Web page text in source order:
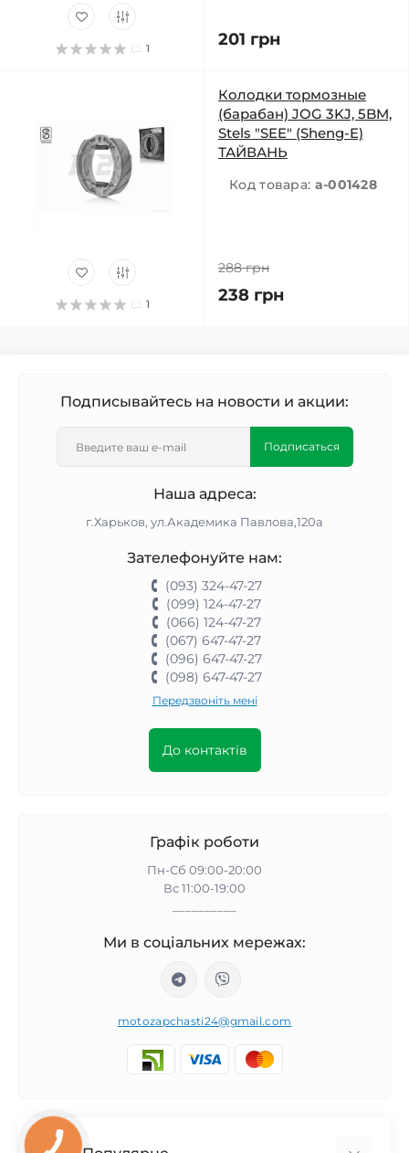
1 201 грн
1
Колодки тормозные
(барабан) JOG 3KJ, 5BM,
Stels "SEE" (Sheng-E)
ТАЙВАНЬ
Код товара: a-001428
288 грн
238 грн
Подписывайтесь на новости и акции:
Подписаться
Наша адреса:
г.Харьков, ул.Академика Павлова,120а
Зателефонуйте нам:
(093) 324-47-27
(099) 124-47-27
(066) 124-47-27
(067) 647-47-27
(096) 647-47-27
(098) 647-47-27
Передзвоніть мені
До контактів
Графік роботи
Пн-Сб 09:00-20:00
Вс 11:00-19:00
Ми в соціальних мережах:
motozapchasti24@gmail.com